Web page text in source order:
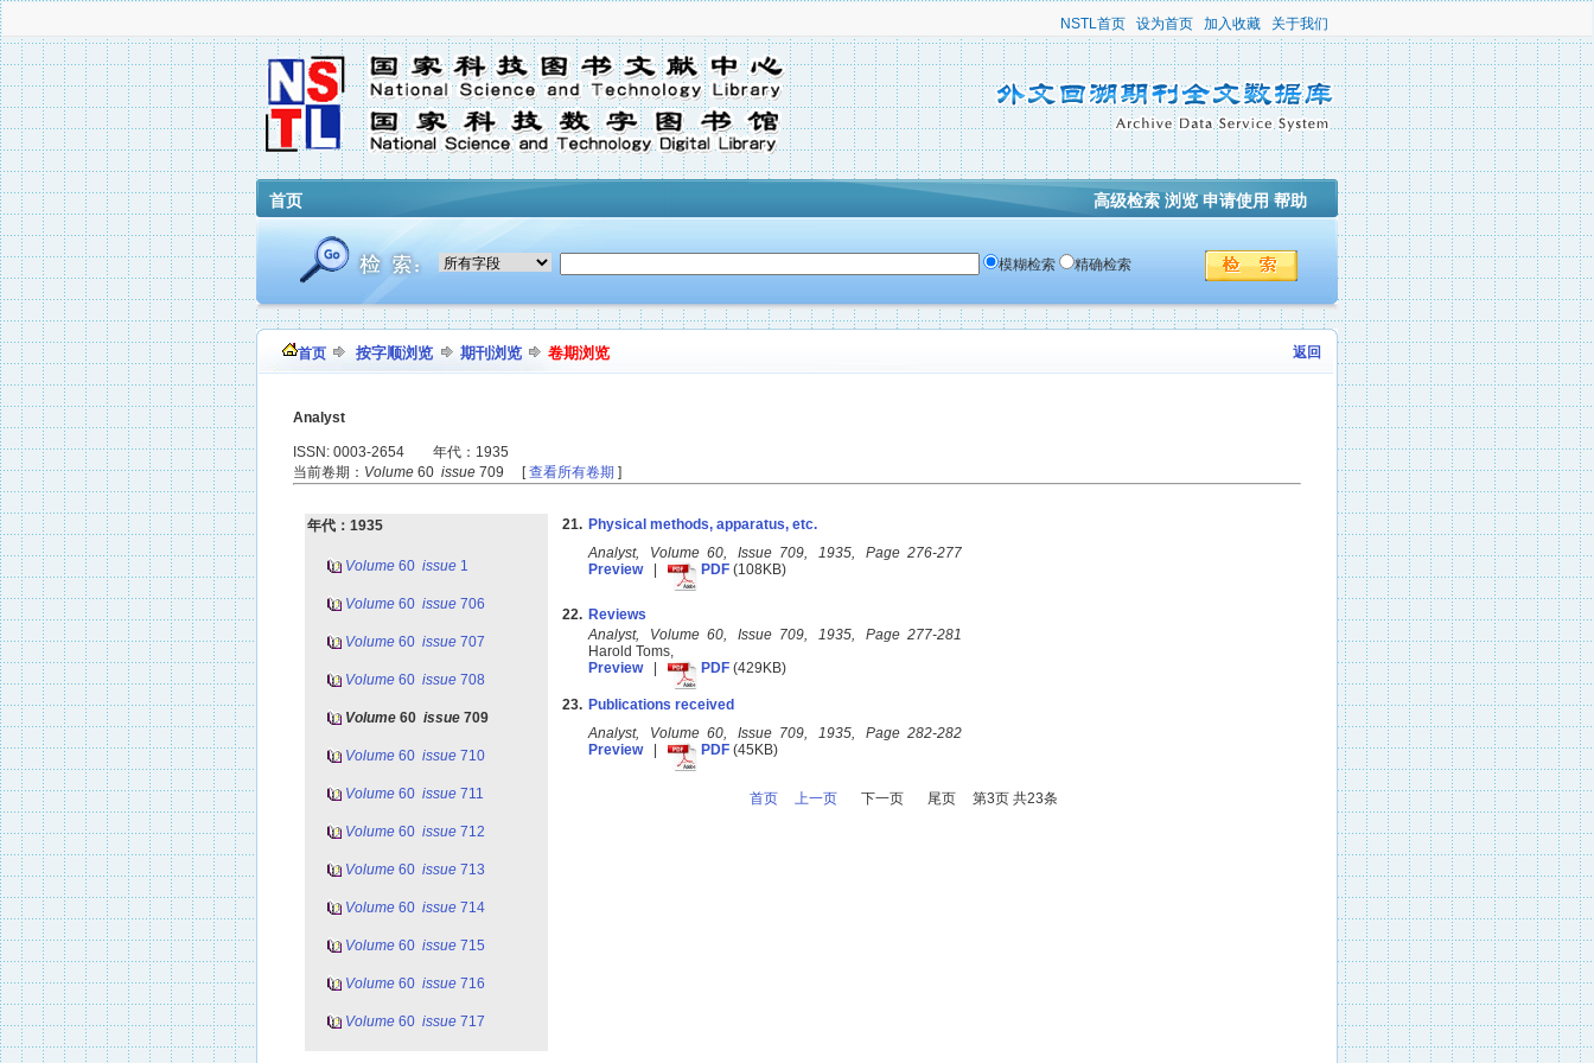
NSTL首页 设为首页 加入收藏 关于我们
首页 高级检索 浏览 申请使用 帮助
模糊检索 精确检索
首页 按字顺浏览 期刊浏览 卷期浏览 返回
Analyst
ISSN: 0003-2654 年代：1935
当前卷期： Volume 60 issue 709 [查看所有卷期 ]
年代：1935
Volume 60 issue 1
Volume 60 issue 706
Volume 60 issue 707
Volume 60 issue 708
Volume 60 issue 709
Volume 60 issue 710
Volume 60 issue 711
Volume 60 issue 712
Volume 60 issue 713
Volume 60 issue 714
Volume 60 issue 715
Volume 60 issue 716
Volume 60 issue 717
21. Physical methods, apparatus, etc.
Analyst, Volume 60, Issue 709, 1935, Page 276-277
Preview| PDF (108KB)
22. Reviews
Analyst, Volume 60, Issue 709, 1935, Page 277-281
Harold Toms,
Preview| PDF (429KB)
23. Publications received
Analyst, Volume 60, Issue 709, 1935, Page 282-282
Preview| PDF (45KB)
首页 上一页 下一页 尾页 第3页 共23条